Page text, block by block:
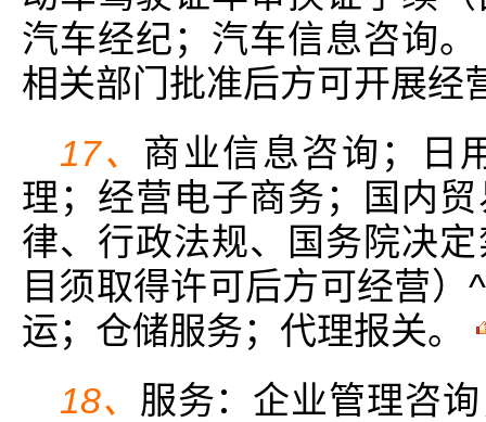
汽车经纪；汽车信息咨询
相关部门批准后方可开展
17、 商业信息咨询；日
理；经营电子商务；国内
律、行政法规、国务院决
目须取得许可后方可经营
运；仓储服务；代理报关。
18、 服务：企业管理咨